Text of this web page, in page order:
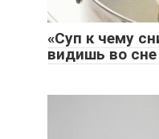
«Суп к чему
видишь во сне